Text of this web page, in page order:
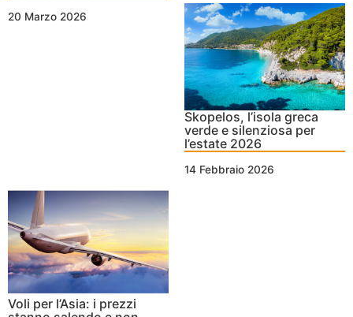
20 Marzo 2026
Skopelos, l’isola greca
verde e silenziosa per
l’estate 2026
14 Febbraio 2026
Voli per l’Asia: i prezzi